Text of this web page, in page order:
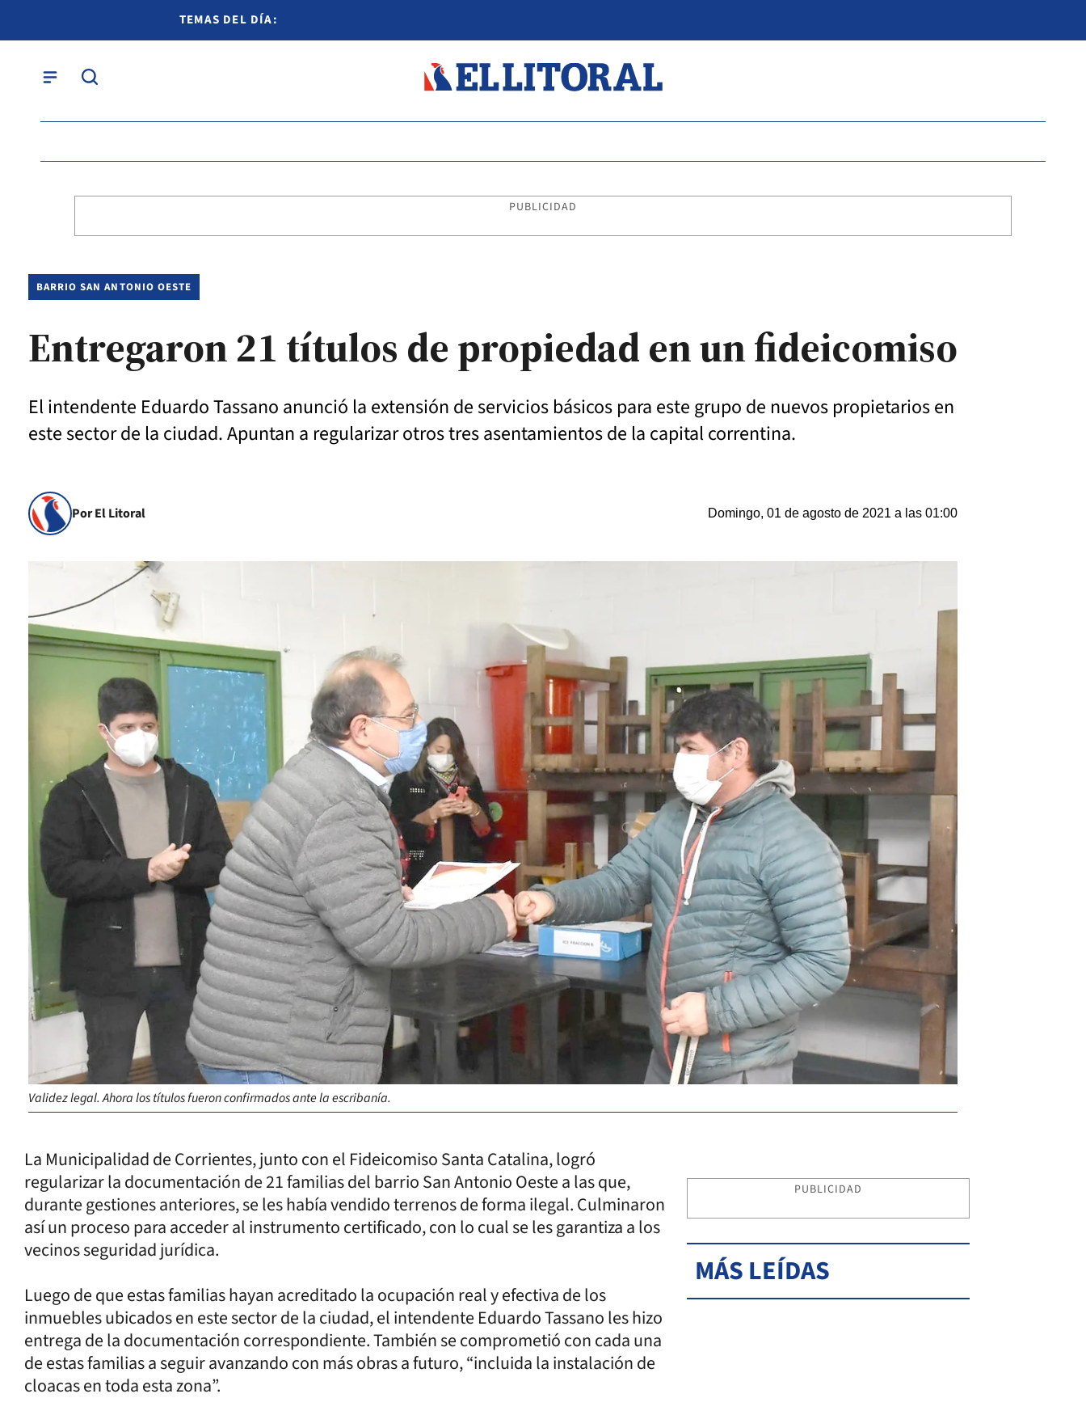
TEMAS DEL DÍA:
PUBLICIDAD
BARRIO SAN ANTONIO OESTE
Entregaron 21 títulos de propiedad en un fideicomiso
El intendente Eduardo Tassano anunció la extensión de servicios básicos para este grupo de nuevos propietarios en
este sector de la ciudad. Apuntan a regularizar otros tres asentamientos de la capital correntina.
Por El Litoral Domingo, 01 de agosto de 2021 a las 01:00
Validez legal. Ahora los títulos fueron confirmados ante la escribanía.
La Municipalidad de Corrientes, junto con el Fideicomiso Santa Catalina, logró
regularizar la documentación de 21 familias del barrio San Antonio Oeste a las que,
durante gestiones anteriores, se les había vendido terrenos de forma ilegal. Culminaron
así un proceso para acceder al instrumento certificado, con lo cual se les garantiza a los
vecinos seguridad jurídica.
Luego de que estas familias hayan acreditado la ocupación real y efectiva de los
inmuebles ubicados en este sector de la ciudad, el intendente Eduardo Tassano les hizo
entrega de la documentación correspondiente. También se comprometió con cada una
de estas familias a seguir avanzando con más obras a futuro, “incluida la instalación de
cloacas en toda esta zona”.
PUBLICIDAD
MÁS LEÍDAS